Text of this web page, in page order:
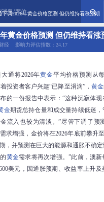
下调2026年黄金价格预测 但仍维持看涨预期
息/席位
黄金价格预测 但仍维持看涨
经 影响力评估指数：24.17
通将2026年黄金平均价格预测从
投资者客户兴趣“已降至涓滴”， 黄金
的一份报告中表示：“这种沉寂体
金期货总持仓量和成交量持续低迷
金流入也较为清淡。”尽管下调了预
求增强，金价将在2026年底前攀升
，并预测在巨大的能源和通胀不确
黄金需求将再次增强。”此前，澳
美元，因通胀预期、收益率上升